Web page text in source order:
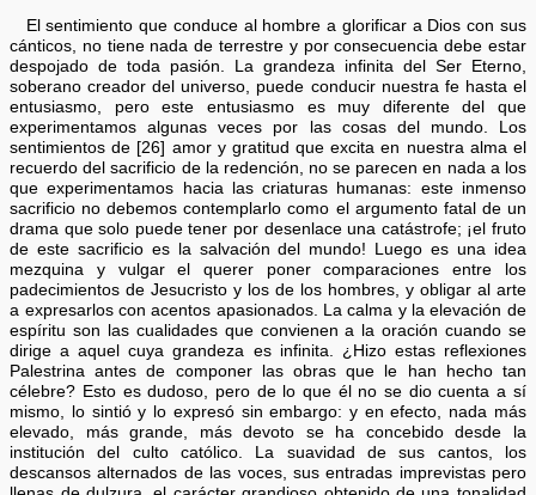
El sentimiento que conduce al hombre a glorificar a Dios con sus
cánticos, no tiene nada de terrestre y por consecuencia debe estar
despojado de toda pasión. La grandeza infinita del Ser Eterno,
soberano creador del universo, puede conducir nuestra fe hasta el
entusiasmo, pero este entusiasmo es muy diferente del que
experimentamos algunas veces por las cosas del mundo. Los
sentimientos de [26] amor y gratitud que excita en nuestra alma el
recuerdo del sacrificio de la redención, no se parecen en nada a los
que experimentamos hacia las criaturas humanas: este inmenso
sacrificio no debemos contemplarlo como el argumento fatal de un
drama que solo puede tener por desenlace una catástrofe; ¡el fruto
de este sacrificio es la salvación del mundo! Luego es una idea
mezquina y vulgar el querer poner comparaciones entre los
padecimientos de Jesucristo y los de los hombres, y obligar al arte
a expresarlos con acentos apasionados. La calma y la elevación de
espíritu son las cualidades que convienen a la oración cuando se
dirige a aquel cuya grandeza es infinita. ¿Hizo estas reflexiones
Palestrina antes de componer las obras que le han hecho tan
célebre? Esto es dudoso, pero de lo que él no se dio cuenta a sí
mismo, lo sintió y lo expresó sin embargo: y en efecto, nada más
elevado, más grande, más devoto se ha concebido desde la
institución del culto católico. La suavidad de sus cantos, los
descansos alternados de las voces, sus entradas imprevistas pero